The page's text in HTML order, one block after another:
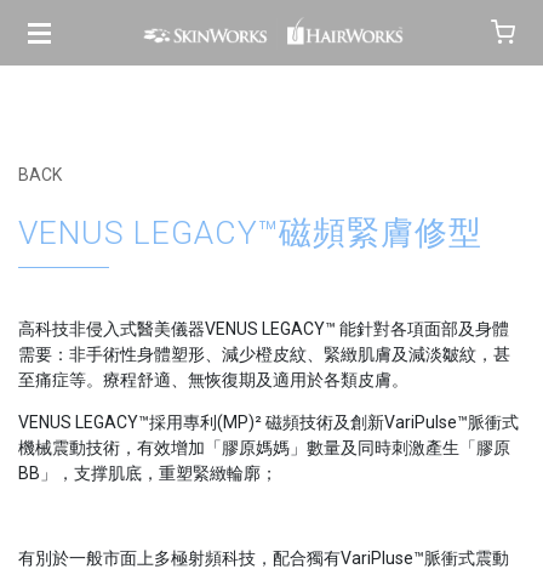
BACK
VENUS LEGACY™磁頻緊膚修型
高科技非侵入式醫美儀器VENUS LEGACY™ 能針對各項面部及身體
需要：非手術性身體塑形、減少橙皮紋、緊緻肌膚及減淡皺紋，甚
至痛症等。療程舒適、無恢復期及適用於各類皮膚。
VENUS LEGACY™採用專利(MP)² 磁頻技術及創新VariPulse™脈衝式
機械震動技術，有效增加「膠原媽媽」數量及同時刺激產生「膠原
BB」，支撑肌底，重塑緊緻輪廓；
有別於一般市面上多極射頻科技，配合獨有VariPluse™脈衝式震動